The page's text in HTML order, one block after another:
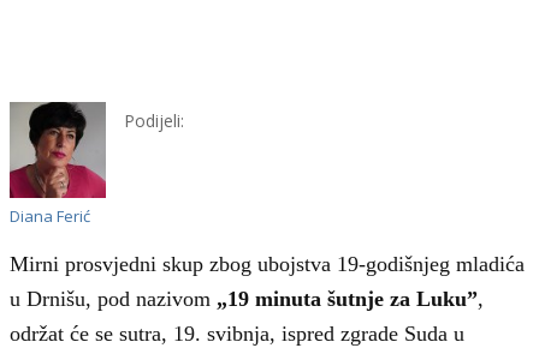
Diana Ferić
Podijeli:
Mirni prosvjedni skup zbog ubojstva 19-godišnjeg mladića
u Drnišu, pod nazivom „19 minuta šutnje za Luku”,
održat će se sutra, 19. svibnja, ispred zgrade Suda u